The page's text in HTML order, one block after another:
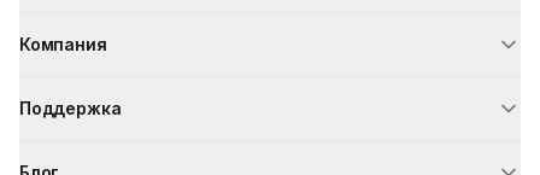
Компания
Поддержка